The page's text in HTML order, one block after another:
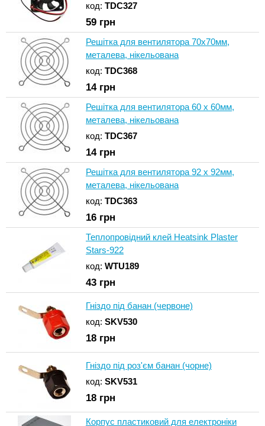
код: TDC327
59 грн
Решітка для вентилятора 70x70мм,
металева, нікельована
код: TDC368
14грн
Решітка для вентилятора 60 x 60мм,
металева, нікельована
код: TDC367
14грн
Решітка для вентилятора 92 x 92мм,
металева, нікельована
код: TDC363
16 грн
Теплопровідний клей Heatsink Plaster
Stars-922
код: WTU189
43 грн
Гніздо під банан (червоне)
код: SKV530
18 грн
Гніздо під роз'єм банан (чорне)
код: SKV531
18 грн
Корпус пластиковий для електроніки